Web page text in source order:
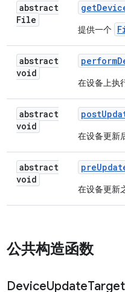
abstract
File
get
提供一个
abstract
void
perform
在设备上执
abstract
void
post
在设备更新
abstract
void
pre
在设备更新
公共构造函数
DeviceUpdateTarget